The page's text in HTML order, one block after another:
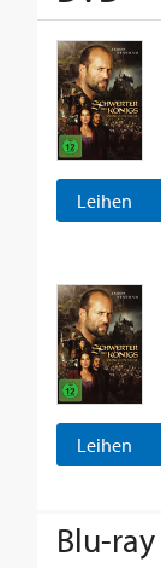
Leihen
Leihen
Blu-ray